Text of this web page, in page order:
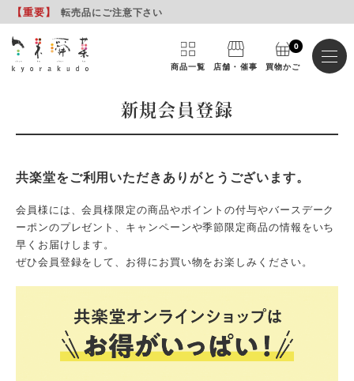
【重要】 転売品にご注意下さい
商品一覧 店舗・催事 買物かご
0
新規会員登録
共楽堂をご利用いただきありがとうございます。
会員様には、会員様限定の商品やポイントの付与やバースデーク
ーポンのプレゼント、キャンペーンや季節限定商品の情報をいち
早くお届けします。
ぜひ会員登録をして、お得にお買い物をお楽しみください。